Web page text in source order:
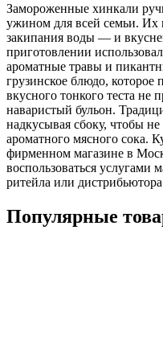
Замороженные хинкали
ужином для всей семьи. Их
закипания воды — и
приготовлении
ароматные травы и
грузинское блюдо,
вкусного тонкого теста не
наваристый бульон.
надкусывая сбоку, чтобы
ароматного мясного сока.
фирменном магазине в
воспользоваться услугами
ритейла или
Популярные